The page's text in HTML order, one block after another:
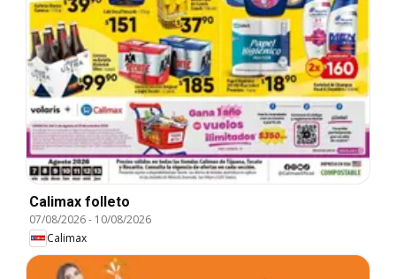
Calimax folleto
07/08/2026- 10/08/2026
Calimax